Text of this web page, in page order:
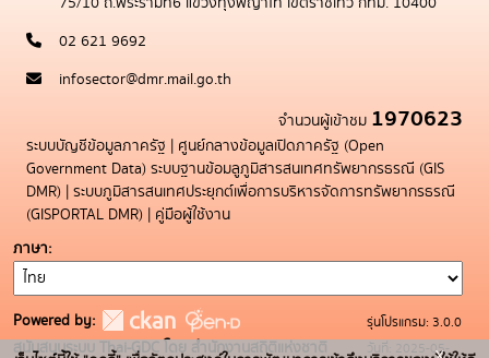
02 621 9692
infosector@dmr.mail.go.th
จำนวนผู้เข้าชม 1970623
ระบบบัญชีข้อมูลภาครัฐ | ศูนย์กลางข้อมูลเปิดภาครัฐ (Open
Government Data) ระบบฐานข้อมลูภูมิสารสนเทศทรัพยากรธรณี (GIS
DMR) | ระบบภูมิสารสนเทศประยุกต์เพื่อการบริหารจัดการทรัพยากรธรณี
(GISPORTAL DMR) | คู่มือผู้ใช้งาน
ภาษา
Powered by:
สนับสนุนระบบ Thai-GDC โดย สำนักงานสถิติแห่งชาติ
รุ่นโปรแกรม: 3.0.0
วันที่: 2025-05-